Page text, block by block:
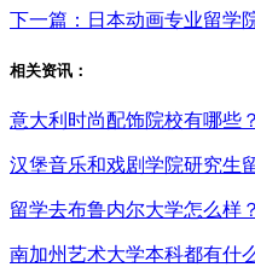
下一篇：日本动画专业留学
相关资讯：
意大利时尚配饰院校有哪些？
汉堡音乐和戏剧学院研究生
留学去布鲁内尔大学怎么样？
南加州艺术大学本科都有什